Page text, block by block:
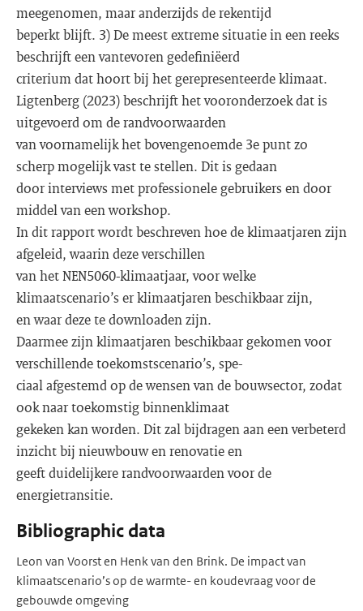
meegenomen, maar anderzijds de rekentijd
beperkt blijft. 3) De meest extreme situatie in een reeks
beschrijft een vantevoren gedefiniëerd
criterium dat hoort bij het gerepresenteerde klimaat.
Ligtenberg (2023) beschrijft het vooronderzoek dat is
uitgevoerd om de randvoorwaarden
van voornamelijk het bovengenoemde 3e punt zo
scherp mogelijk vast te stellen. Dit is gedaan
door interviews met professionele gebruikers en door
middel van een workshop.
In dit rapport wordt beschreven hoe de klimaatjaren zijn
afgeleid, waarin deze verschillen
van het NEN5060-klimaatjaar, voor welke
klimaatscenario’s er klimaatjaren beschikbaar zijn,
en waar deze te downloaden zijn.
Daarmee zijn klimaatjaren beschikbaar gekomen voor
verschillende toekomstscenario’s, spe-
ciaal afgestemd op de wensen van de bouwsector, zodat
ook naar toekomstig binnenklimaat
gekeken kan worden. Dit zal bijdragen aan een verbeterd
inzicht bij nieuwbouw en renovatie en
geeft duidelijkere randvoorwaarden voor de
energietransitie.
Bibliographic data
Leon van Voorst en Henk van den Brink. De impact van
klimaatscenario’s op de warmte- en koudevraag voor de
gebouwde omgeving